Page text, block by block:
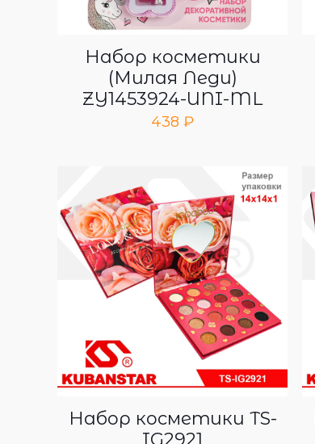
Набор косметики
(Милая Леди)
ZY1453924-UNI-ML
438 ₽
Набор косметики TS-
IG2921